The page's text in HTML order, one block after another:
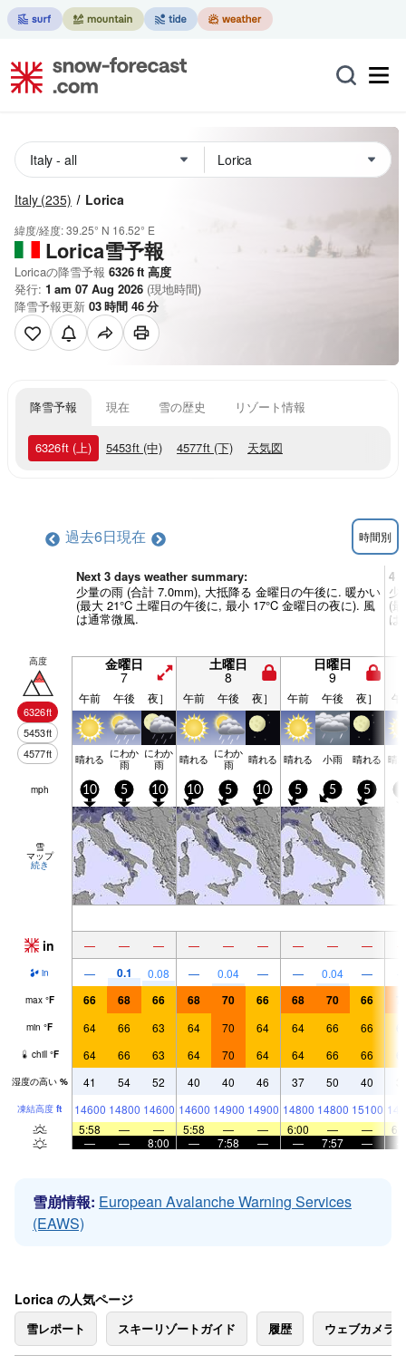
Italy (235) Lorica
緯度/経度:39.25° N 16.52° E
Lorica雪予報
Loricaの降雪予報 6326ft 高度
発行: 1 am 07 Aug 2026 (現地時間)
降雪予報更新 03時間 46分
降雪予報 現在 雪の歴史 リゾート情報
6326ft (上) 5453ft (中) 4577ft (下) 天気図
過去6日現在 時間別
Next 3 days weather summary:
少量の雨 (合計 7.0mm), 大抵降る 金曜日の午後に. 暖かい
(最大 21°C 土曜日の午後に, 最小 17°C 金曜日の夜に). 風
は通常微風.
4 -
少
(
は
高度
6326ft
5453ft
4577ft
金曜日
7
土曜日
8
日曜日
9
午前 午後 夜］ 午前 午後 夜］ 午前 午後 夜］ 午
晴れる にわか
雨
にわか
雨 晴れる にわか
雨 晴れる 晴れる 小雨 晴れる 晴
mph 10 5 10 10 5 10 5 5 5
雪
マップ
続き
in — — — — — — — — —
in — 0.1 0.08 — 0.04 — — 0.04 —
max °F 66 68 66 68 70 66 68 70 66
min °F 64 66 63 64 70 64 64 66 66
chill °F 64 66 63 64 70 64 64 66 66
湿度の高い % 41 54 52 40 40 46 37 50 40
凍結高度 ft 14600 14800 14600 14600 14900 14900 14800 14800 15100
5:58
— — 5:58 — — 6:00 — —
—
— 8:00 — 7:58 — — 7:57 —
雪崩情報: European Avalanche Warning Services
(EAWS)
Lorica の人気ページ
雪レポート スキーリゾートガイド 履歴 ウェブカメラ